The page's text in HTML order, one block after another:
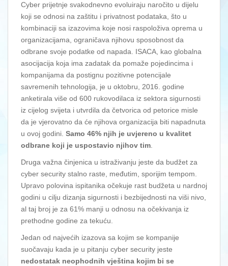
Cyber prijetnje svakodnevno evoluiraju naročito u dijelu
koji se odnosi na zaštitu i privatnost podataka, što u
kombinaciji sa izazovima koje nosi raspoloživa oprema u
organizacijama, ograničava njihovu sposobnost da
odbrane svoje podatke od napada. ISACA, kao globalna
asocijacija koja ima zadatak da pomaže pojedincima i
kompanijama da postignu pozitivne potencijale
savremenih tehnologija, je u oktobru, 2016. godine
anketirala više od 600 rukovodilaca iz sektora sigurnosti
iz cijelog svijeta i utvrdila da četvorica od petorice misle
da je vjerovatno da će njihova organizacija biti napadnuta
u ovoj godini. Samo 46% njih je uvjereno u kvalitet
odbrane koji je uspostavio njihov tim
Druga važna činjenica u istraživanju jeste da budžet za
cyber security stalno raste, međutim, sporijim tempom.
Upravo polovina ispitanika očekuje rast budžeta u nardnoj
godini u cilju dizanja sigurnosti i bezbijednosti na viši nivo,
al taj broj je za 61% manji u odnosu na očekivanja iz
prethodne godine za tekuću.
Jedan od najvećih izazova sa kojim se kompanije
suočavaju kada je u pitanju cyber security jeste
nedostatak neophodnih vještina kojim bi se